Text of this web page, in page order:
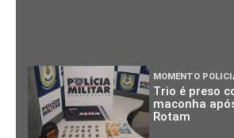
MOMENTO
Trio é preso
maconha
Rotam